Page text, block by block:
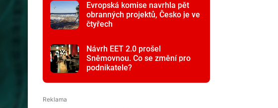
Evropská komise navrhla pět
obranných projektů, Česko je ve
čtyřech
Návrh EET 2.0 prošel
Sněmovnou. Co se změní pro
podnikatele?